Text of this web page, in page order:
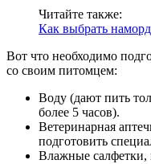
Читайте также:
Как выбрать
Вот что необходимо
со своим питомцем:
Воду (дают пить
более 5 часов).
Ветеринарная
подготовить
Влажные салфетки,